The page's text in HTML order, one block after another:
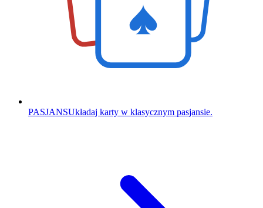
PASJANSUkładaj karty w klasycznym pasjansie.